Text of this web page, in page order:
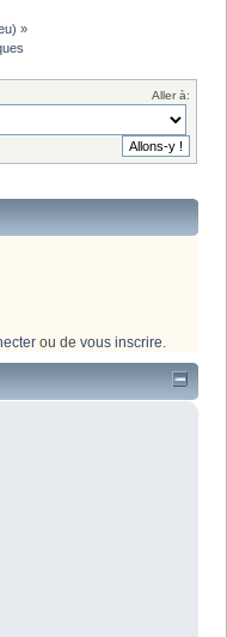
) »
Aller à:
ou de vous inscrire.